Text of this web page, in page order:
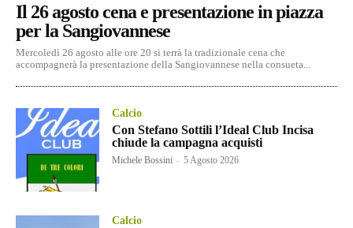
Il 26 agosto cena e presentazione in piazza
per la Sangiovannese
Mercoledì 26 agosto alle ore 20 si terrà la tradizionale cena che
accompagnerà la presentazione della Sangiovannese nella consueta...
Calcio
Con Stefano Sottili l’Ideal Club Incisa
chiude la campagna acquisti
Michele Bossini - 5 Agosto 2026
Calcio